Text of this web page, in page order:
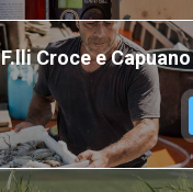
F.lli Croce e Capuano